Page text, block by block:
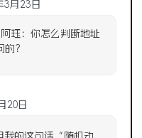
3月23日
阿珏：你怎么判断地址
？
20日
我的这句话“随机动